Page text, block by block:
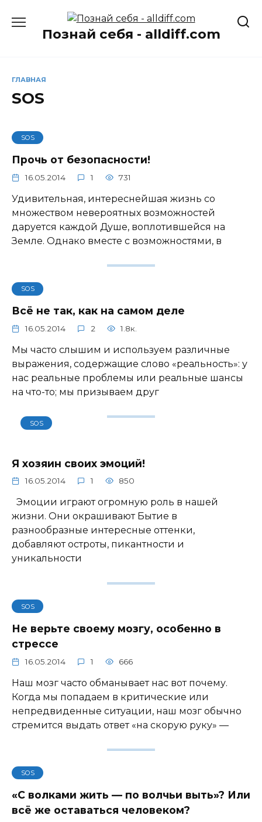
содержаниюПознай себя - alldiff.com
ГЛАВНАЯ
SOS
SOS
Прочь от безопасности!
16.05.2014 1 731
Удивительная, интереснейшая жизнь со
множеством невероятных возможностей
даруется каждой Душе, воплотившейся на
Земле. Однако вместе с возможностями, в
SOS
Всё не так, как на самом деле
16.05.2014 2 1.8к.
Мы часто слышим и используем различные
выражения, содержащие слово «реальность»: у
нас реальные проблемы или реальные шансы
на что-то; мы призываем друг
SOS
Я хозяин своих эмоций!
16.05.2014 1 850
Эмоции играют огромную роль в нашей
жизни. Они окрашивают Бытие в
разнообразные интересные оттенки,
добавляют остроты, пикантности и
уникальности
SOS
Не верьте своему мозгу, особенно в
стрессе
16.05.2014 1 666
Наш мозг часто обманывает нас вот почему.
Когда мы попадаем в критические или
непредвиденные ситуации, наш мозг обычно
стремится выдать ответ «на скорую руку» —
SOS
«С волками жить — по волчьи выть»? Или
всё же оставаться человеком?